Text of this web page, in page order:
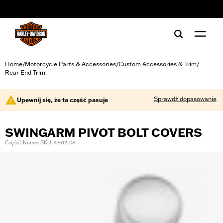
Home/Motorcycle Parts & Accessories/Custom Accessories & Trim/
Rear End Trim
Upewnij się, że ta część pasuje Sprawdź dopasowanie
SWINGARM PIVOT BOLT COVERS
Część | Numer SKU: 47612-08